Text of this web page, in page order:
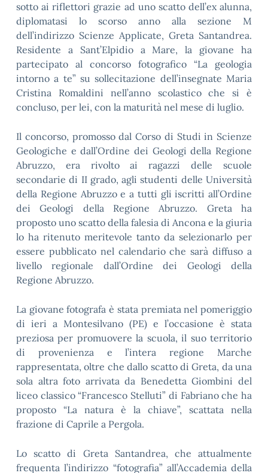
sotto ai riflettori grazie ad uno scatto dell’ex alunna,
diplomatasi lo scorso anno alla sezione M
dell’indirizzo Scienze Applicate, Greta Santandrea.
Residente a Sant’Elpidio a Mare, la giovane ha
partecipato al concorso fotografico “La geologia
intorno a te” su sollecitazione dell’insegnate Maria
Cristina Romaldini nell’anno scolastico che si è
concluso, per lei, con la maturità nel mese di luglio.
Il concorso, promosso dal Corso di Studi in Scienze
Geologiche e dall’Ordine dei Geologi della Regione
Abruzzo, era rivolto ai ragazzi delle scuole
secondarie di II grado, agli studenti delle Università
della Regione Abruzzo e a tutti gli iscritti all’Ordine
dei Geologi della Regione Abruzzo. Greta ha
proposto uno scatto della falesia di Ancona e la giuria
lo ha ritenuto meritevole tanto da selezionarlo per
essere pubblicato nel calendario che sarà diffuso a
livello regionale dall’Ordine dei Geologi della
Regione Abruzzo.
La giovane fotografa è stata premiata nel pomeriggio
di ieri a Montesilvano (PE) e l’occasione è stata
preziosa per promuovere la scuola, il suo territorio
di provenienza e l’intera regione Marche
rappresentata, oltre che dallo scatto di Greta, da una
sola altra foto arrivata da Benedetta Giombini del
liceo classico “Francesco Stelluti” di Fabriano che ha
proposto “La natura è la chiave”, scattata nella
frazione di Caprile a Pergola.
Lo scatto di Greta Santandrea, che attualmente
frequenta l’indirizzo “fotografia” all’Accademia della